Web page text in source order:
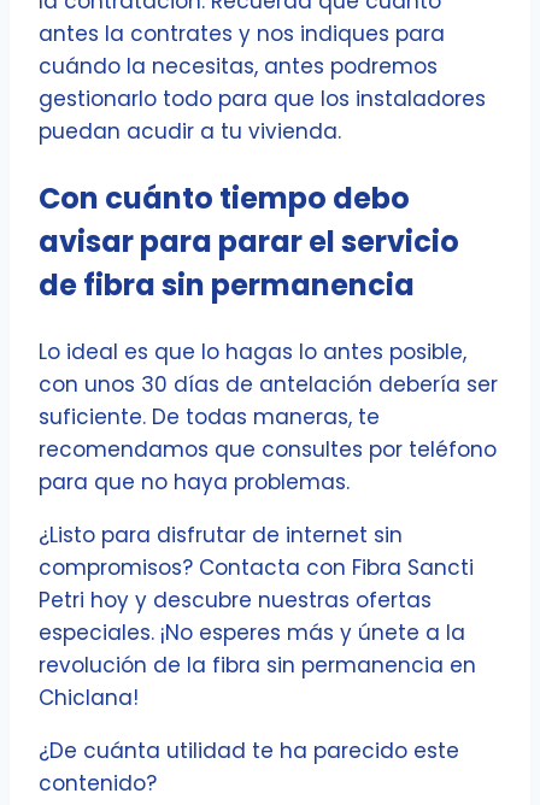
antes la contrates y nos indiques para
cuándo la necesitas, antes podremos
gestionarlo todo para que los instaladores
puedan acudir a tu vivienda.
Con cuánto tiempo debo
avisar para parar el servicio
de fibra sin permanencia
Lo ideal es que lo hagas lo antes posible,
con unos 30 días de antelación debería ser
suficiente. De todas maneras, te
recomendamos que consultes por teléfono
para que no haya problemas.
¿Listo para disfrutar de internet sin
compromisos? Contacta con Fibra Sancti
Petri hoy y descubre nuestras ofertas
especiales. ¡No esperes más y únete a la
revolución de la fibra sin permanencia en
Chiclana!
¿De cuánta utilidad te ha parecido este
contenido?